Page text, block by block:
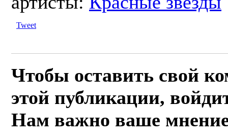
Tweet
Чтобы оставить свой
этой публикации,
Нам важно ваше